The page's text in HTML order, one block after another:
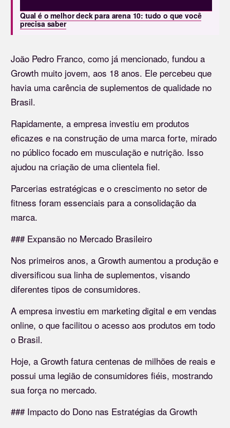
Qual é o melhor deck para arena 10: tudo o que você
precisa saber
João Pedro Franco, como já mencionado, fundou a
Growth muito jovem, aos 18 anos. Ele percebeu que
havia uma carência de suplementos de qualidade no
Brasil.
Rapidamente, a empresa investiu em produtos
eficazes e na construção de uma marca forte, mirado
no público focado em musculação e nutrição. Isso
ajudou na criação de uma clientela fiel.
Parcerias estratégicas e o crescimento no setor de
fitness foram essenciais para a consolidação da
marca.
### Expansão no Mercado Brasileiro
Nos primeiros anos, a Growth aumentou a produção e
diversificou sua linha de suplementos, visando
diferentes tipos de consumidores.
A empresa investiu em marketing digital e em vendas
online, o que facilitou o acesso aos produtos em todo
o Brasil.
Hoje, a Growth fatura centenas de milhões de reais e
possui uma legião de consumidores fiéis, mostrando
sua força no mercado.
### Impacto do Dono nas Estratégias da Growth